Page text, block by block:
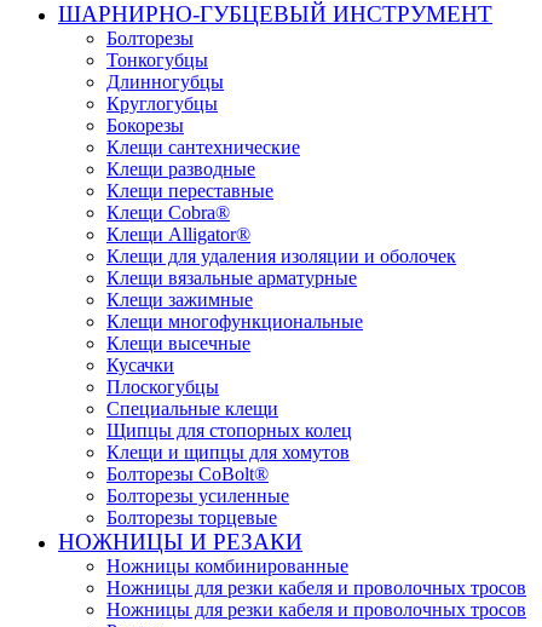
ШАРНИРНО-ГУБЦЕВЫЙ ИНСТРУМЕНТ
Болторезы
Тонкогубцы
Длинногубцы
Круглогубцы
Бокорезы
Клещи сантехнические
Клещи разводные
Клещи переставные
Клещи Cobra®
Клещи Alligator®
Клещи для удаления изоляции и оболочек
Клещи вязальные арматурные
Клещи зажимные
Клещи многофункциональные
Клещи высечные
Кусачки
Плоскогубцы
Специальные клещи
Щипцы для стопорных колец
Клещи и щипцы для хомутов
Болторезы CoBolt®
Болторезы усиленные
Болторезы торцевые
НОЖНИЦЫ И РЕЗАКИ
Ножницы комбинированные
Ножницы для резки кабеля и проволочных тросов
Ножницы для резки кабеля и проволочных тросов